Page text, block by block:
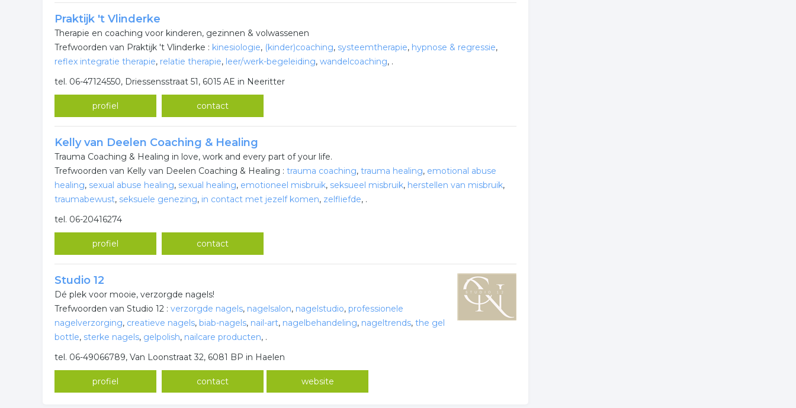
Praktijk 't Vlinderke
Therapie en coaching voor kinderen, gezinnen & volwassenen
Trefwoorden van Praktijk 't Vlinderke : kinesiologie, (kinder)coaching, systeemtherapie, hypnose & regressie,
reflex integratie therapie, relatie therapie, leer/werk-begeleiding, wandelcoaching, .
tel. 06-47124550, Driessensstraat 51, 6015 AE in Neeritter
profiel contact
Kelly van Deelen Coaching & Healing
Trauma Coaching & Healing in love, work and every part of your life.
Trefwoorden van Kelly van Deelen Coaching & Healing : trauma coaching, trauma healing, emotional abuse
healing, sexual abuse healing, sexual healing, emotioneel misbruik, seksueel misbruik, herstellen van misbruik,
traumabewust, seksuele genezing, in contact met jezelf komen, zelfliefde, .
tel. 06-20416274
profiel contact
Studio 12
Dé plek voor mooie, verzorgde nagels!
Trefwoorden van Studio 12 : verzorgde nagels, nagelsalon, nagelstudio, professionele
nagelverzorging, creatieve nagels, biab-nagels, nail-art, nagelbehandeling, nageltrends, the gel
bottle, sterke nagels, gelpolish, nailcare producten, .
tel. 06-49066789, Van Loonstraat 32, 6081 BP in Haelen
profiel contact website